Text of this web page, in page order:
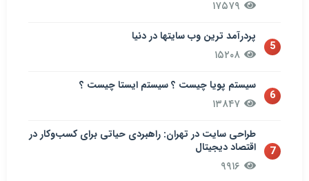
5
پردرآمد ترین وب سایتها در دنیا
۱۵۲۰۸
6
سيستم پويا چیست ؟ سيستم ایستا چیست ؟
۱۳۸۴۷
7
طراحی سایت در تهران: راهبردی حیاتی برای کسب‌وکار در
اقتصاد دیجیتال